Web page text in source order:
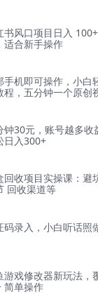
书风口项目日入
适合新手操作
手机即可操作，小白
程，五分钟一个原创
钟30元，账号越多收
日入300+
回收项目实操课：避
回收渠道等
码录入，小白听话照
游戏修改器新玩法，
简单操作